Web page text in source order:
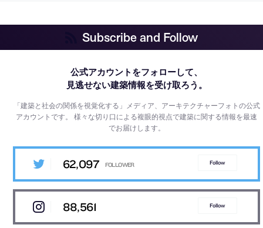
Subscribe and Follow
公式アカウントをフォローして、
見逃せない建築情報を受け取ろう。
「建築と社会の関係を視覚化する」メディア、アーキテクチャーフォトの公式
アカウントです。様々な切り口による複眼的視点で建築に関する情報を最速
でお届けします。
62,097 Follow
88,561 Follow